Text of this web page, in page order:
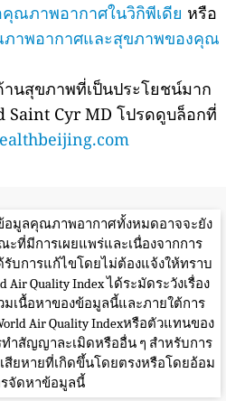
ณภาพอากาศในวิกิพีเดีย หรือ
าพอากาศและสุขภาพของคุณ
นสุขภาพที่เป็นประโยชน์มาก
Saint Cyr MD โปรดดูบล็อกที่
อมูลคุณภาพอากาศทั้งหมดอาจจะยัง
ที่มีการเผยแพร่และเนื่องจากการ
บการแก้ไขโดยไม่ต้องแจ้งให้ทราบ
Air Quality Index ได้ระมัดระวังเรื่อง
มเนื้อหาของข้อมูลนี้และภายใต้การ
Air Quality Indexหรือตัวแทนของ
ำสัญญาละเมิดหรืออื่น ๆ สำหรับการ
สียหายที่เกิดขึ้นโดยตรงหรือโดยอ้อม
รจัดหาข้อมูลนี้